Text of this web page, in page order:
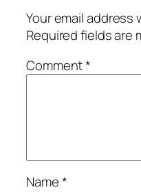
Your email address
Required fields are
Comment*
Name*